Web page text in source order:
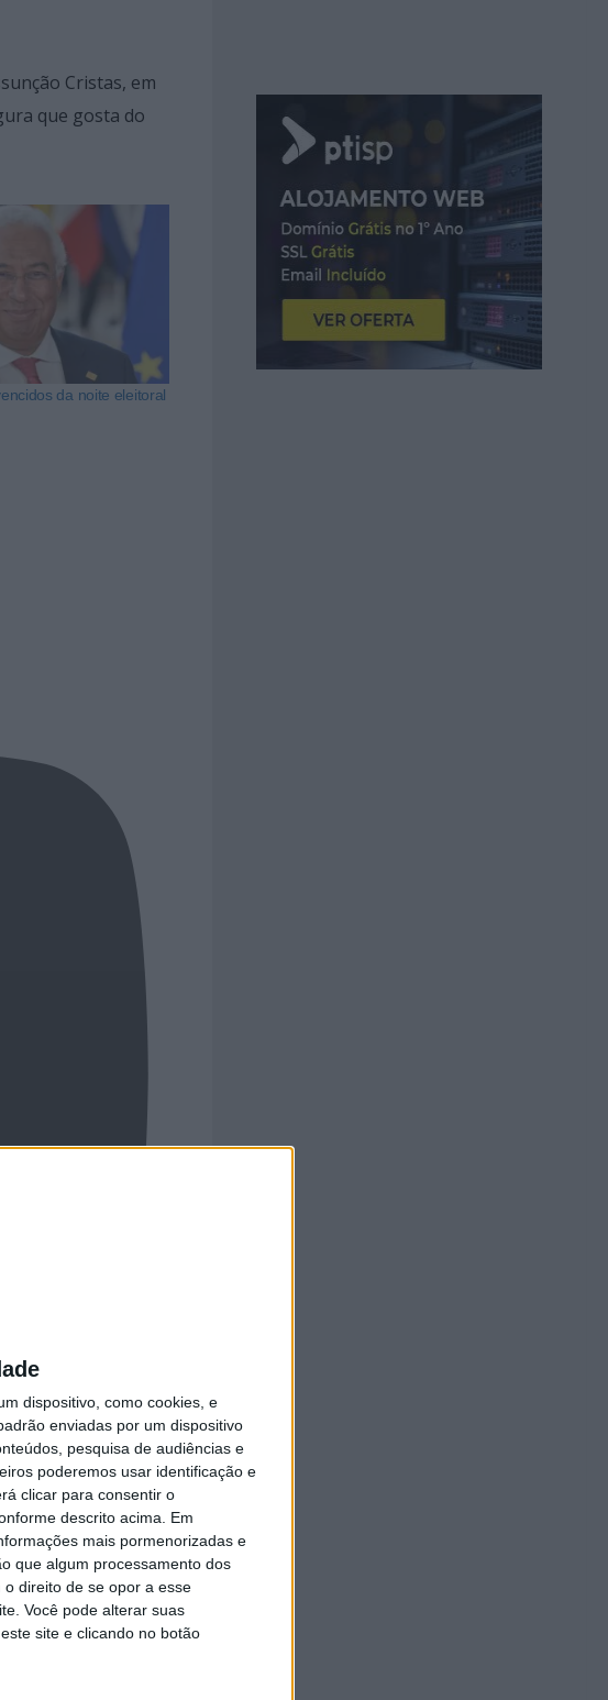
dispositivo, como cookies, e
enviadas por um dispositivo
pesquisa de audiências e
poderemos usar identificação e
clicar para consentir o
descrito acima. Em
mais pormenorizadas e
que algum processamento dos
direito de se opor a esse
Você pode alterar suas
site e clicando no botão
Cristas, em
que gosta do
da noite eleitoral